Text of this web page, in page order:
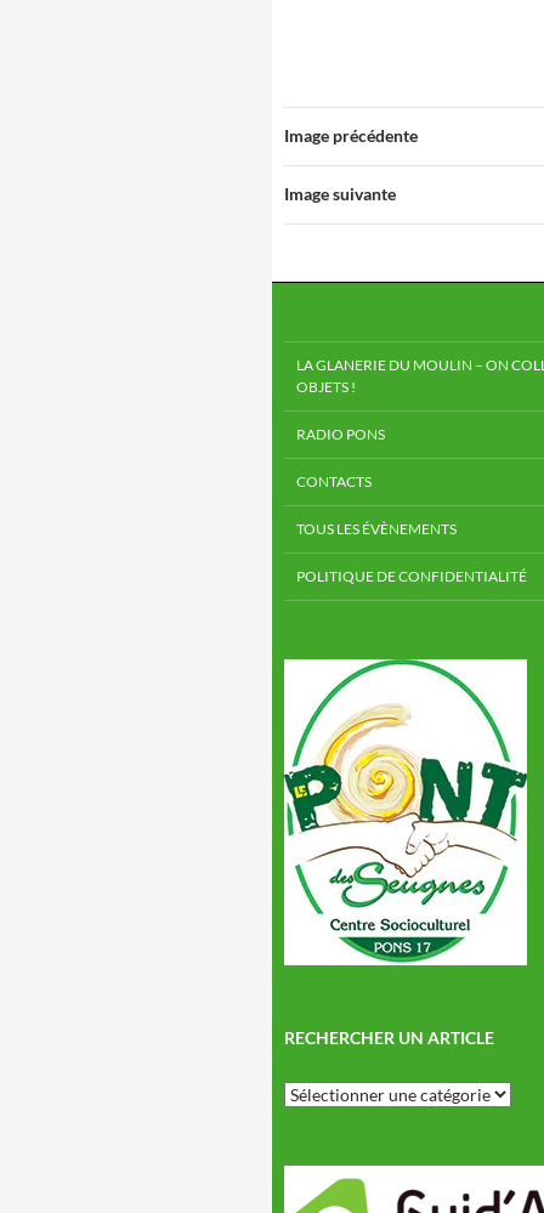
Image précédente
Image suivante
LA GLANERIE DU MOULIN – ON
OBJETS !
RADIO PONS
CONTACTS
TOUS LES ÉVÈNEMENTS
POLITIQUE DE CONFIDENTIALITÉ
RECHERCHER UN ARTICLE
Rechercher
un